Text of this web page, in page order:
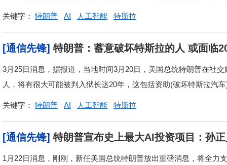
关键字： 特朗普 AI 人工智能 特斯拉
[通信先锋] 特朗普：蓄意破坏特斯拉的人 或面临
3月25日消息，据报道，当地时间3月20日，美国总统特朗普在社
人，将有很大可能被判入狱长达20年，这包括资助(破坏特斯拉汽
关键字： 特朗普 AI 人工智能 特斯拉
[通信先锋] 特朗普宣布史上最大AI投资项目：孙
1月22日消息，刚刚，新任美国总统特朗普放出重磅消息，将全力